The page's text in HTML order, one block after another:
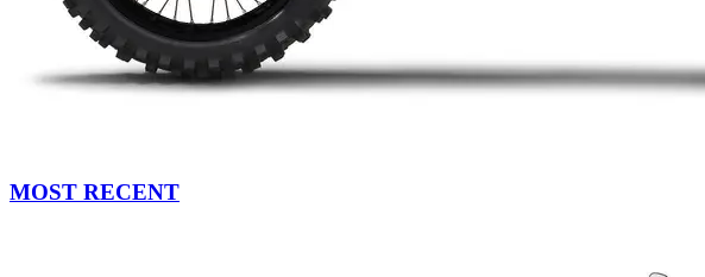
MOST RECENT